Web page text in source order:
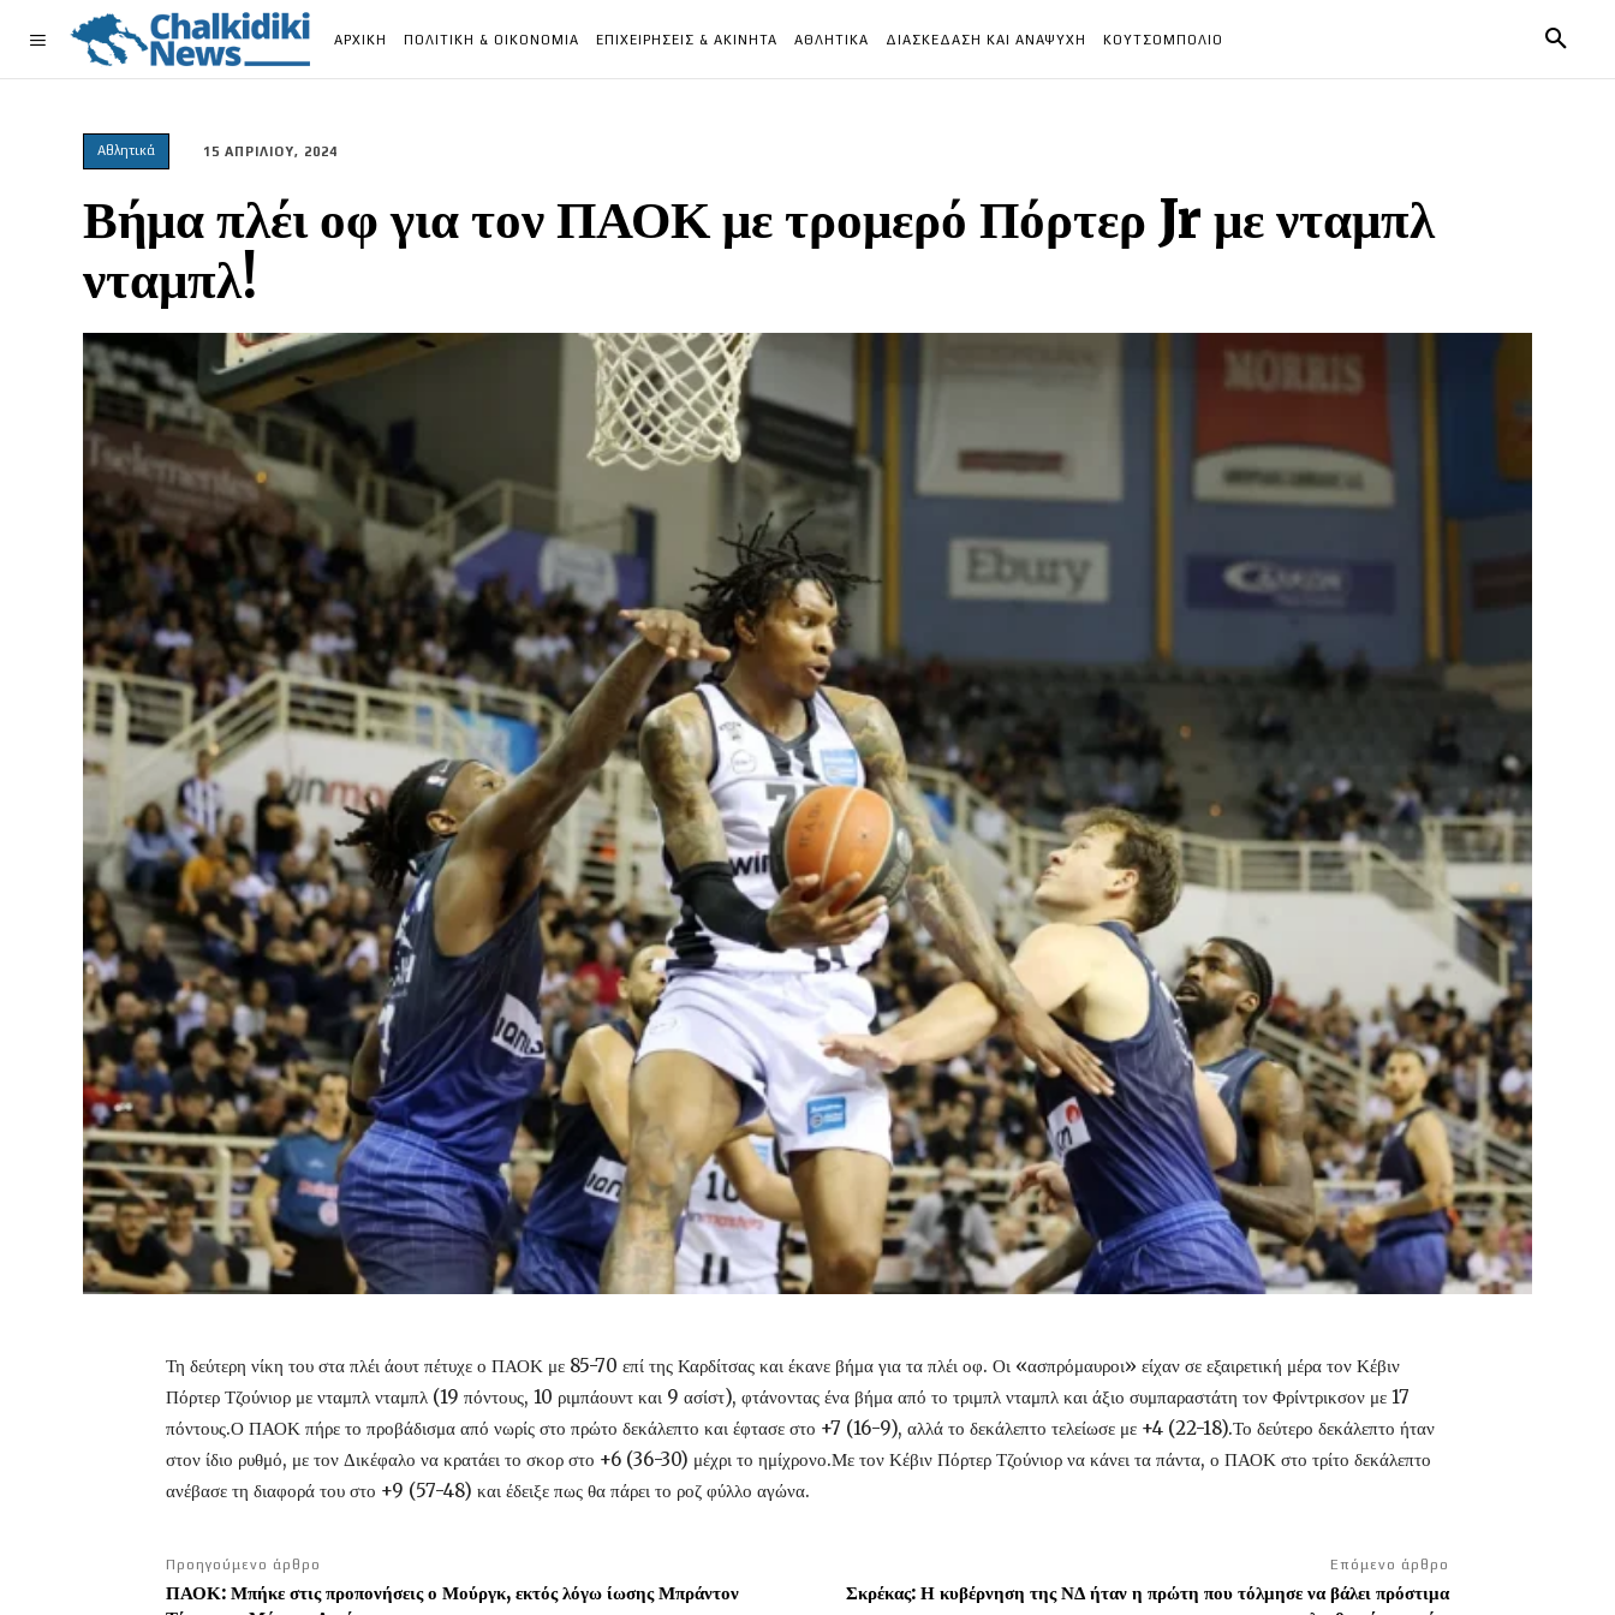
ΑΡΧΙΚΗ ΠΟΛΙΤΙΚΗ & ΟΙΚΟΝΟΜΙΑ ΕΠΙΧΕΙΡΗΣΕΙΣ & ΑΚΙΝΗΤΑ ΑΘΛΗΤΙΚΑ ΔΙΑΣΚΕΔΑΣΗ ΚΑΙ ΑΝΑΨΥΧΗ ΚΟΥΤΣΟΜΠΟΛΙΟ
Αθλητικά 15 ΑΠΡΙΛΙΟΥ, 2024
Βήμα πλέι οφ για τον ΠΑΟΚ με τρομερό Πόρτερ Jr με νταμπλ
νταμπλ!
Τη δεύτερη νίκη του στα πλέι άουτ πέτυχε ο ΠΑΟΚ με 85-70 επί της Καρδίτσας και έκανε βήμα για τα πλέι οφ. Οι «ασπρόμαυροι» είχαν σε εξαιρετική μέρα τον Κέβιν
Πόρτερ Τζούνιορ με νταμπλ νταμπλ (19 πόντους, 10 ριμπάουντ και 9 ασίστ), φτάνοντας ένα βήμα από το τριμπλ νταμπλ και άξιο συμπαραστάτη τον Φρίντρικσον με 17
πόντους.Ο ΠΑΟΚ πήρε το προβάδισμα από νωρίς στο πρώτο δεκάλεπτο και έφτασε στο +7 (16-9), αλλά το δεκάλεπτο τελείωσε με +4 (22-18).Το δεύτερο δεκάλεπτο ήταν
στον ίδιο ρυθμό, με τον Δικέφαλο να κρατάει το σκορ στο +6 (36-30) μέχρι το ημίχρονο.Με τον Κέβιν Πόρτερ Τζούνιορ να κάνει τα πάντα, ο ΠΑΟΚ στο τρίτο δεκάλεπτο
ανέβασε τη διαφορά του στο +9 (57-48) και έδειξε πως θα πάρει το ροζ φύλλο αγώνα.
Προηγούμενο άρθρο
ΠΑΟΚ: Μπήκε στις προπονήσεις ο Μούργκ, εκτός λόγω ίωσης Μπράντον
Επόμενο άρθρο
Σκρέκας: Η κυβέρνηση της ΝΔ ήταν η πρώτη που τόλμησε να βάλει πρόστιμα